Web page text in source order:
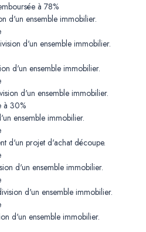
à 78%
d'un ensemble immobilier.
d'un ensemble immobilier.
d'un ensemble immobilier.
d'un ensemble immobilier.
à 30%
ensemble immobilier.
d'un projet d'achat découpe.
d'un ensemble immobilier.
d'un ensemble immobilier.
d'un ensemble immobilier.